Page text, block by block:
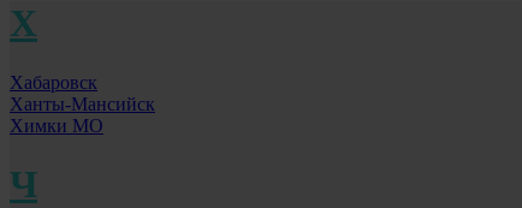
Х
Хабаровск
Ханты-Мансийск
Химки МО
Ч